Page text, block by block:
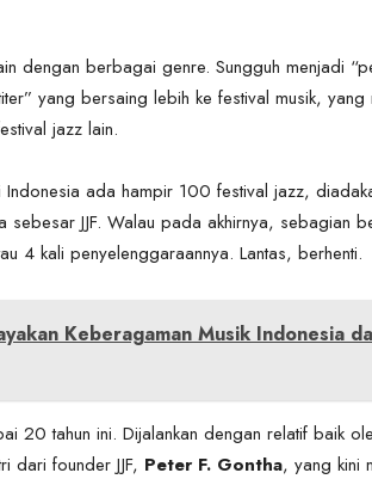
dengan berbagai genre. Sungguh menjadi
yang bersaing lebih ke festival musik, yang
jazz lain.
Indonesia ada hampir 100 festival jazz,
sebesar JJF. Walau pada akhirnya, sebagian
4 kali penyelenggaraannya. Lantas, berhenti.
Keberagaman Musik Indonesia
20 tahun ini. Dijalankan dengan relatif baik
dari founder JJF, Peter F. Gontha, yang kini